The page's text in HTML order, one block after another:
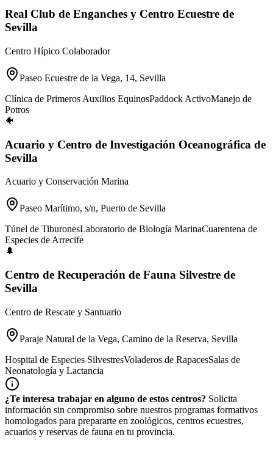
Real Club de Enganches y Centro Ecuestre de
Sevilla
Centro Hípico Colaborador
Paseo Ecuestre de la Vega, 14, Sevilla
Clínica de Primeros Auxilios EquinosPaddock ActivoManejo de
Potros
🐠
Acuario y Centro de Investigación Oceanográfica de
Sevilla
Acuario y Conservación Marina
Paseo Marítimo, s/n, Puerto de Sevilla
Túnel de TiburonesLaboratorio de Biología MarinaCuarentena de
Especies de Arrecife
🌲
Centro de Recuperación de Fauna Silvestre de
Sevilla
Centro de Rescate y Santuario
Paraje Natural de la Vega, Camino de la Reserva, Sevilla
Hospital de Especies SilvestresVoladeros de RapacesSalas de
Neonatología y Lactancia
¿Te interesa trabajar en alguno de estos centros? Solicita
información sin compromiso sobre nuestros programas formativos
homologados para prepararte en zoológicos, centros ecuestres,
acuarios y reservas de fauna en tu provincia.